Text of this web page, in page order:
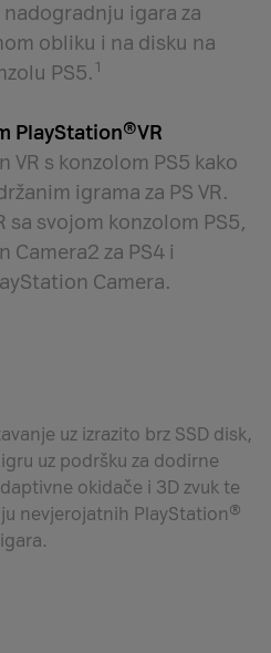
igara za
obliku i na disku na
PS5.1
PlayStation®VR
VR s konzolom PS5 kako
igrama za PS VR.
sa svojom konzolom PS5,
za PS4 i
Camera.
uz izrazito brz SSD disk,
uz podršku za dodirne
okidače i 3D zvuk te
nevjerojatnih PlayStation®
igara.